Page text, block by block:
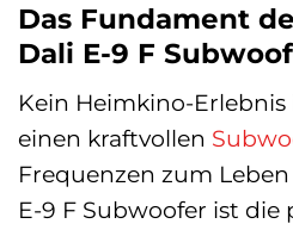
Das Fundament
Dali E-9 F
Kein Heimkino-
einen kraftvollen
Frequenzen zum
E-9 F Subwoofer ist